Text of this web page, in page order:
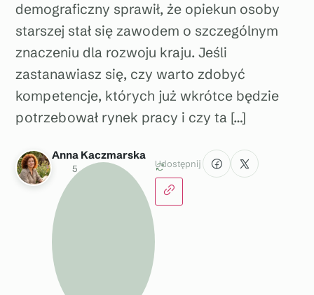
demograficzny sprawił, że opiekun osoby
starszej stał się zawodem o szczególnym
znaczeniu dla rozwoju kraju. Jeśli
zastanawiasz się, czy warto zdobyć
kompetencje, których już wkrótce będzie
potrzebował rynek pracy i czy ta […]
Anna Kaczmarska
5
g
Udostępnij